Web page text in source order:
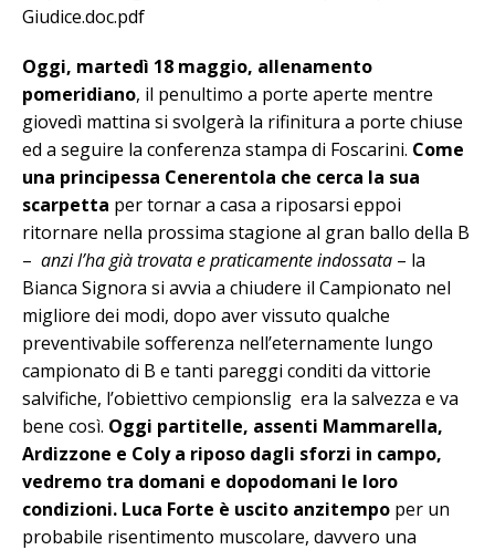
Giudice.doc.pdf
Oggi, martedì 18 maggio, allenamento
pomeridiano, il penultimo a porte aperte mentre
giovedì mattina si svolgerà la rifinitura a porte chiuse
ed a seguire la conferenza stampa di Foscarini. Come
una principessa Cenerentola che cerca la sua
scarpetta per tornar a casa a riposarsi eppoi
ritornare nella prossima stagione al gran ballo della B
– anzi l’ha già trovata e praticamente indossata – la
Bianca Signora si avvia a chiudere il Campionato nel
migliore dei modi, dopo aver vissuto qualche
preventivabile sofferenza nell’eternamente lungo
campionato di B e tanti pareggi conditi da vittorie
salvifiche, l’obiettivo cempionslig era la salvezza e va
bene così. Oggi partitelle, assenti Mammarella,
Ardizzone e Coly a riposo dagli sforzi in campo,
vedremo tra domani e dopodomani le loro
condizioni. Luca Forte è uscito anzitempo per un
probabile risentimento muscolare, davvero una